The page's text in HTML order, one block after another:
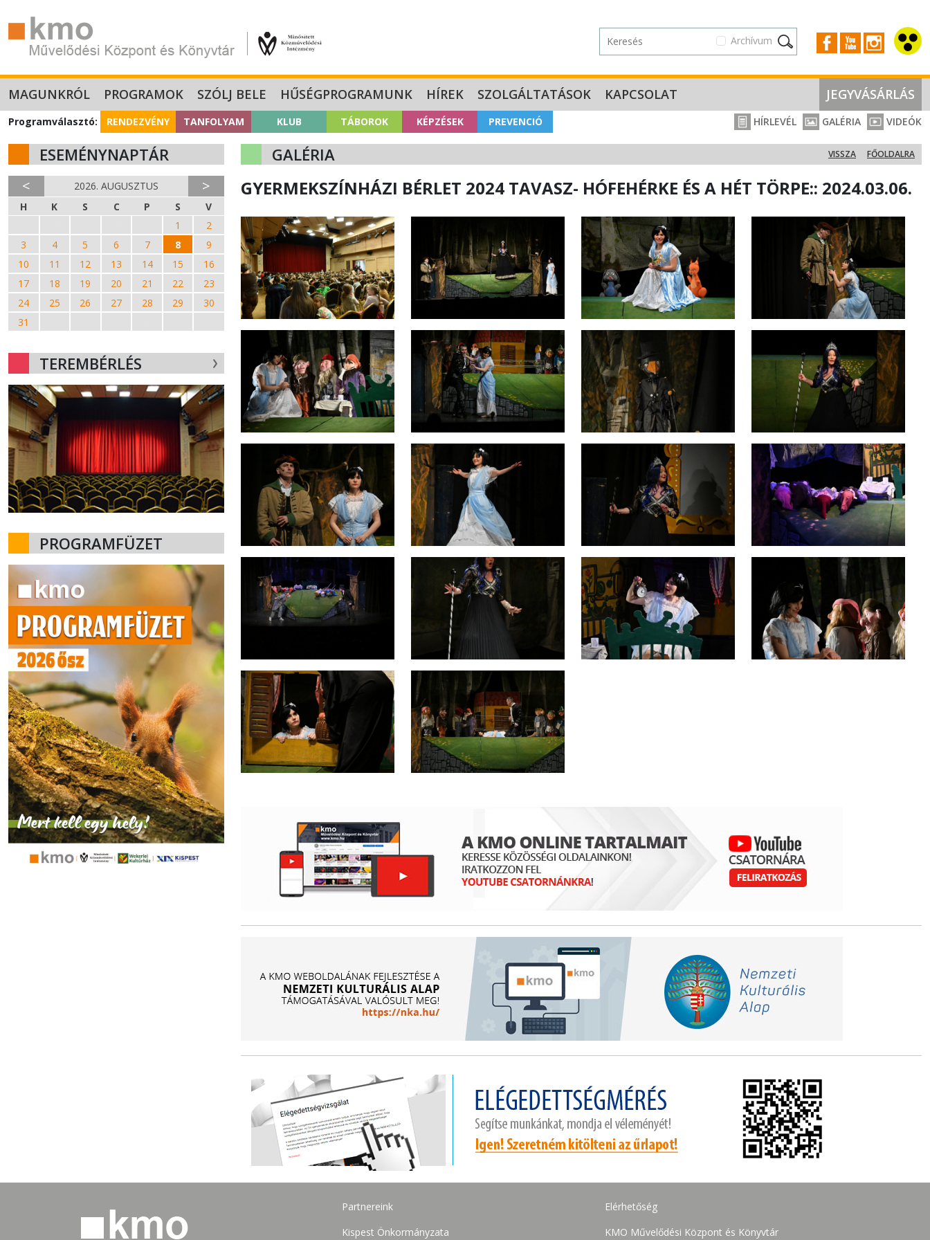
Archívum
MAGUNKRÓL PROGRAMOK SZÓLJ BELE HŰSÉGPROGRAMUNK HÍREK SZOLGÁLTATÁSOK KAPCSOLAT JEGYVÁSÁRLÁS
Programválasztó: RENDEZVÉNY TANFOLYAM KLUB TÁBOROK KÉPZÉSEK PREVENCIÓ HÍRLEVÉL GALÉRIA VIDEÓK
ESEMÉNYNAPTÁR
< 2026. AUGUSZTUS >
H K S C P S
V
1
2
3
4 5 6 7 8
9
10
11 12 13 14 15
16
17
18 19 20 21 22
23
24
25 26 27 28 29
30
31
TEREMBÉRLÉS
PROGRAMFÜZET
GALÉRIA FŐOLDALRA
VISSZA
GYERMEKSZÍNHÁZI BÉRLET 2024 TAVASZ- HÓFEHÉRKE ÉS A HÉT TÖRPE:: 2024.03.06.
Partnereink
Kispest Önkormányzata
Elérhetőség
KMO Művelődési Központ és Könyvtár